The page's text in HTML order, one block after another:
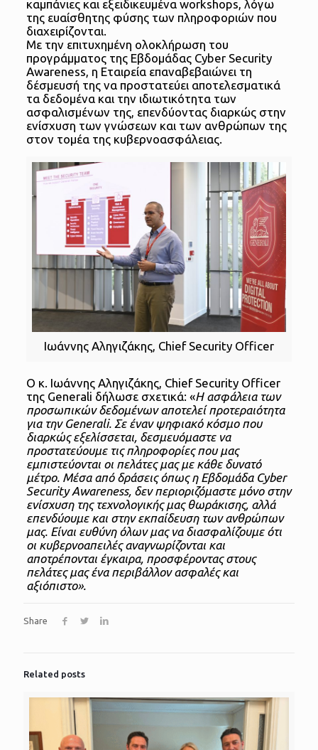
καμπάνιες και εξειδικευμένα workshops, λόγω
της ευαίσθητης φύσης των πληροφοριών που
διαχειρίζονται.
Με την επιτυχημένη ολοκλήρωση του
προγράμματος της Εβδομάδας Cyber Security
Awareness, η Εταιρεία επαναβεβαιώνει τη
δέσμευσή της να προστατεύει αποτελεσματικά
τα δεδομένα και την ιδιωτικότητα των
ασφαλισμένων της, επενδύοντας διαρκώς στην
ενίσχυση των γνώσεων και των ανθρώπων της
στον τομέα της κυβερνοασφάλειας.
Ιωάννης Αληγιζάκης, Chief Security Officer
Ο κ. Ιωάννης Αληγιζάκης, Chief Security Officer
της Generali δήλωσε σχετικά: «Η ασφάλεια των
προσωπικών δεδομένων αποτελεί προτεραιότητα
για την Generali. Σε έναν ψηφιακό κόσμο που
διαρκώς εξελίσσεται, δεσμευόμαστε να
προστατεύουμε τις πληροφορίες που μας
εμπιστεύονται οι πελάτες μας με κάθε δυνατό
μέτρο. Μέσα από δράσεις όπως η Εβδομάδα Cyber
Security Awareness, δεν περιοριζόμαστε μόνο στην
ενίσχυση της τεχνολογικής μας θωράκισης, αλλά
επενδύουμε και στην εκπαίδευση των ανθρώπων
μας. Είναι ευθύνη όλων μας να διασφαλίζουμε ότι
οι κυβερνοαπειλές αναγνωρίζονται και
αποτρέπονται έγκαιρα, προσφέροντας στους
πελάτες μας ένα περιβάλλον ασφαλές και
αξιόπιστο».
Share
Related posts